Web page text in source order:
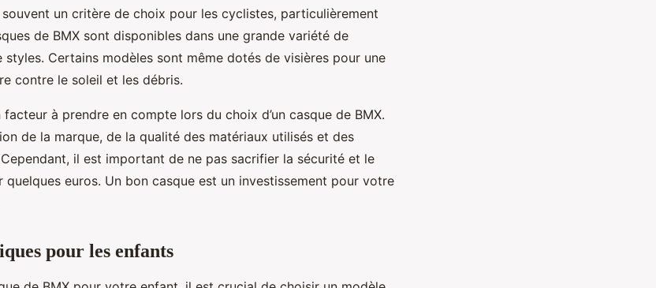
un critère de choix pour les cyclistes, particulièrement
de BMX sont disponibles dans une grande variété de
Certains modèles sont même dotés de visières pour une
contre le soleil et les débris.
à prendre en compte lors du choix d’un casque de BMX.
de la marque, de la qualité des matériaux utilisés et des
il est important de ne pas sacrifier la sécurité et le
euros. Un bon casque est un investissement pour votre
pour les enfants